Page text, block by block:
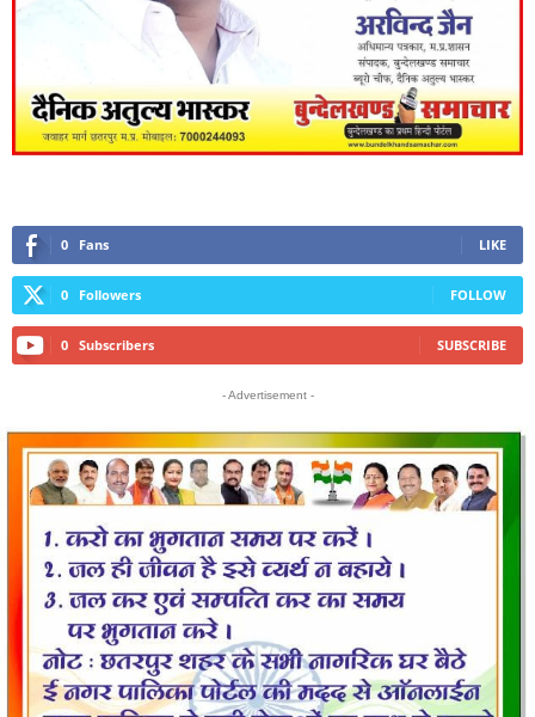
0 Fans LIKE
0 Followers FOLLOW
0 Subscribers SUBSCRIBE
- Advertisement -